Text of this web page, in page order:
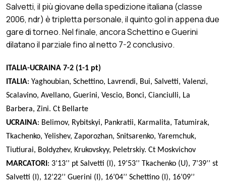
Salvetti, il più giovane della spedizione italiana (classe
2006, ndr) è tripletta personale, il quinto gol in appena due
gare di torneo. Nel finale, ancora Schettino e Guerini
dilatano il parziale fino al netto 7-2 conclusivo.
ITALIA-UCRAINA 7-2 (1-1 pt)
ITALIA: Yaghoubian, Schettino, Lavrendi, Bui, Salvetti, Valenzi,
Scalavino, Avellano, Guerini, Vescio, Bonci, Cianciulli, La
Barbera, Zini. Ct Bellarte
UCRAINA: Belimov, Rybitskyi, Pankratii, Karmalita, Tatumirak,
Tkachenko, Yelishev, Zaporozhan, Snitsarenko, Yaremchuk,
Tiutiurai, Boldyzhev, Krukovskyy, Peletrskiy. Ct Moskvichov
MARCATORI : 3’13’’ pt Salvetti (I), 19’53’’ Tkachenko (U), 7’39’’ st
Salvetti (I), 12’22’’ Guerini (I), 16’04’’ Schettino (I), 16’09’’